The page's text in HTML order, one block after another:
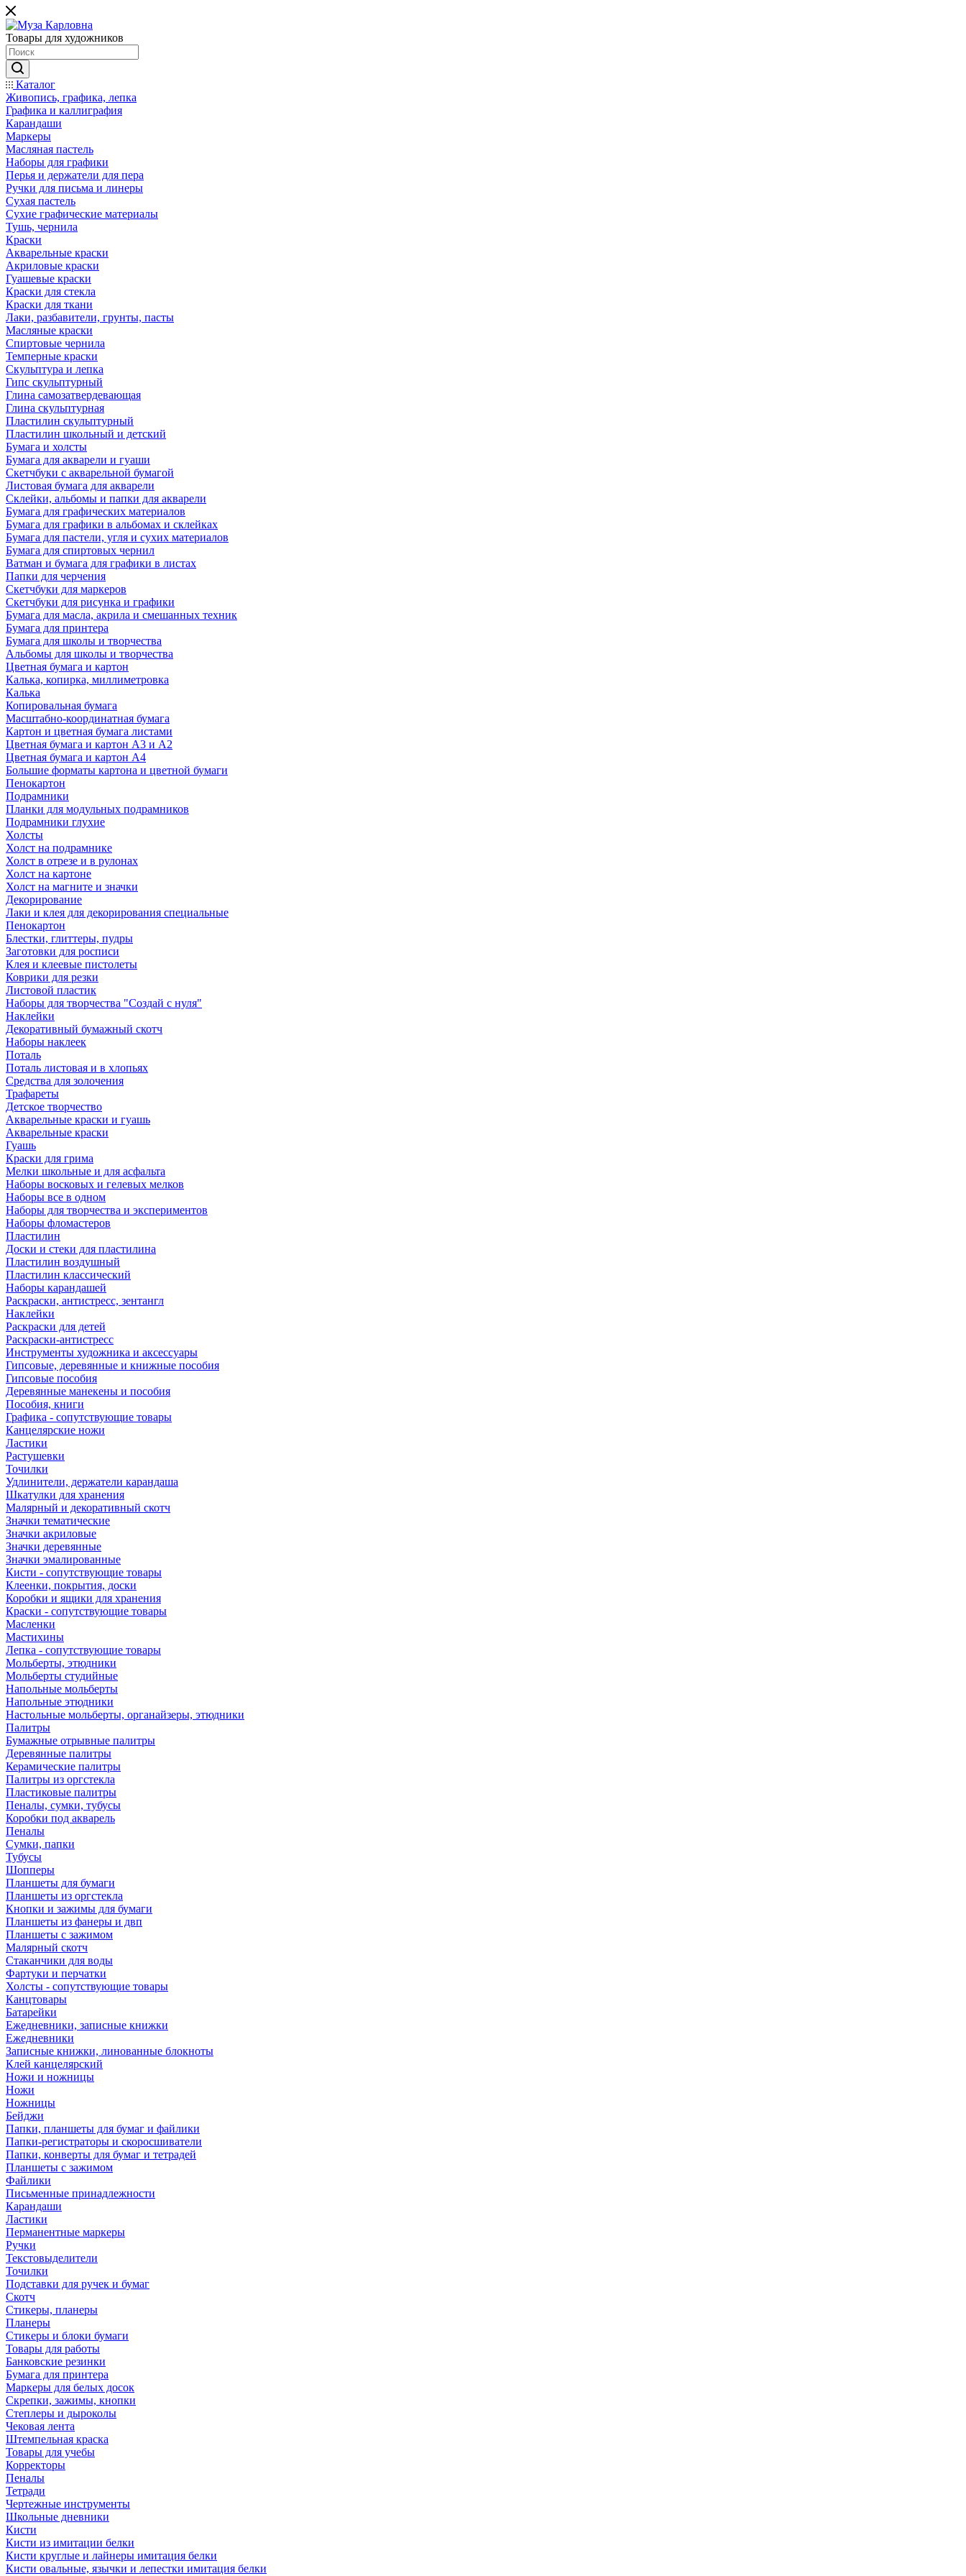
Товары для художников
Каталог
Живопись, графика, лепка
Графика и каллиграфия
Карандаши
Маркеры
Масляная пастель
Наборы для графики
Перья и держатели для пера
Ручки для письма и линеры
Сухая пастель
Сухие графические материалы
Тушь, чернила
Краски
Акварельные краски
Акриловые краски
Гуашевые краски
Краски для стекла
Краски для ткани
Лаки, разбавители, грунты, пасты
Масляные краски
Спиртовые чернила
Темперные краски
Скульптура и лепка
Гипс скульптурный
Глина самозатвердевающая
Глина скульптурная
Пластилин скульптурный
Пластилин школьный и детский
Бумага и холсты
Бумага для акварели и гуаши
Скетчбуки с акварельной бумагой
Листовая бумага для акварели
Склейки, альбомы и папки для акварели
Бумага для графических материалов
Бумага для графики в альбомах и склейках
Бумага для пастели, угля и сухих материалов
Бумага для спиртовых чернил
Ватман и бумага для графики в листах
Папки для черчения
Скетчбуки для маркеров
Скетчбуки для рисунка и графики
Бумага для масла, акрила и смешанных техник
Бумага для принтера
Бумага для школы и творчества
Альбомы для школы и творчества
Цветная бумага и картон
Калька, копирка, миллиметровка
Калька
Копировальная бумага
Масштабно-координатная бумага
Картон и цветная бумага листами
Цветная бумага и картон А3 и А2
Цветная бумага и картон А4
Большие форматы картона и цветной бумаги
Пенокартон
Подрамники
Планки для модульных подрамников
Подрамники глухие
Холсты
Холст на подрамнике
Холст в отрезе и в рулонах
Холст на картоне
Холст на магните и значки
Декорирование
Лаки и клея для декорирования специальные
Пенокартон
Блестки, глиттеры, пудры
Заготовки для росписи
Клея и клеевые пистолеты
Коврики для резки
Листовой пластик
Наборы для творчества "Создай с нуля"
Наклейки
Декоративный бумажный скотч
Наборы наклеек
Поталь
Поталь листовая и в хлопьях
Средства для золочения
Трафареты
Детское творчество
Акварельные краски и гуашь
Акварельные краски
Гуашь
Краски для грима
Мелки школьные и для асфальта
Наборы восковых и гелевых мелков
Наборы все в одном
Наборы для творчества и экспериментов
Наборы фломастеров
Пластилин
Доски и стеки для пластилина
Пластилин воздушный
Пластилин классический
Наборы карандашей
Раскраски, антистресс, зентангл
Наклейки
Раскраски для детей
Раскраски-антистресс
Инструменты художника и аксессуары
Гипсовые, деревянные и книжные пособия
Гипсовые пособия
Деревянные манекены и пособия
Пособия, книги
Графика - сопутствующие товары
Канцелярские ножи
Ластики
Растушевки
Точилки
Удлинители, держатели карандаша
Шкатулки для хранения
Малярный и декоративный скотч
Значки тематические
Значки акриловые
Значки деревянные
Значки эмалированные
Кисти - сопутствующие товары
Клеенки, покрытия, доски
Коробки и ящики для хранения
Краски - сопутствующие товары
Масленки
Мастихины
Лепка - сопутствующие товары
Мольберты, этюдники
Мольберты студийные
Напольные мольберты
Напольные этюдники
Настольные мольберты, органайзеры, этюдники
Палитры
Бумажные отрывные палитры
Деревянные палитры
Керамические палитры
Палитры из оргстекла
Пластиковые палитры
Пеналы, сумки, тубусы
Коробки под акварель
Пеналы
Сумки, папки
Тубусы
Шопперы
Планшеты для бумаги
Планшеты из оргстекла
Кнопки и зажимы для бумаги
Планшеты из фанеры и двп
Планшеты с зажимом
Малярный скотч
Стаканчики для воды
Фартуки и перчатки
Холсты - сопутствующие товары
Канцтовары
Батарейки
Ежедневники, записные книжки
Ежедневники
Записные книжки, линованные блокноты
Клей канцелярский
Ножи и ножницы
Ножи
Ножницы
Бейджи
Папки, планшеты для бумаг и файлики
Папки-регистраторы и скоросшиватели
Папки, конверты для бумаг и тетрадей
Планшеты с зажимом
Файлики
Письменные принадлежности
Карандаши
Ластики
Перманентные маркеры
Ручки
Текстовыделители
Точилки
Подставки для ручек и бумаг
Скотч
Стикеры, планеры
Планеры
Стикеры и блоки бумаги
Товары для работы
Банковские резинки
Бумага для принтера
Маркеры для белых досок
Скрепки, зажимы, кнопки
Степлеры и дыроколы
Чековая лента
Штемпельная краска
Товары для учебы
Корректоры
Пеналы
Тетради
Чертежные инструменты
Школьные дневники
Кисти
Кисти из имитации белки
Кисти круглые и лайнеры имитация белки
Кисти овальные, язычки и лепестки имитация белки